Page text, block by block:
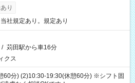
り
社規定あり。規定あり
/ 苅田駅から車16分
クス
60分) (2)10:30-19:30(休憩60分) ※シフト固